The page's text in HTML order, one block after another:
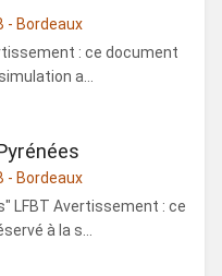
- Bordeaux
: ce document
a...
- Bordeaux
LFBT Avertissement : ce
à la s...